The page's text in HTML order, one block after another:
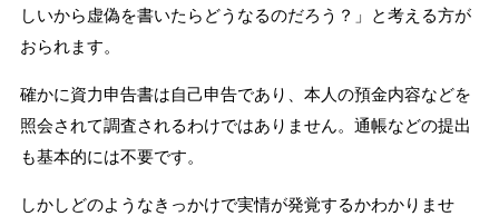
しいから虚偽を書いたらどうなるのだろう？」と考える方が
おられます。
確かに資力申告書は自己申告であり、本人の預金内容などを
照会されて調査されるわけではありません。通帳などの提出
も基本的には不要です。
しかしどのようなきっかけで実情が発覚するかわかりませ